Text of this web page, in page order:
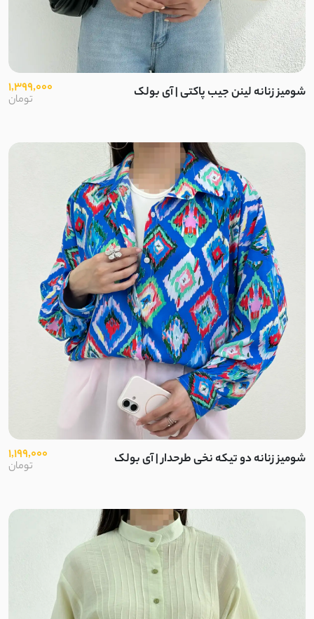
شومیز زنانه لینن جیب پاکتی | آی بولک 1,399,000
تومان
شومیز زنانه دو تیکه نخی طرحدار | آی بولک 1,199,000
تومان